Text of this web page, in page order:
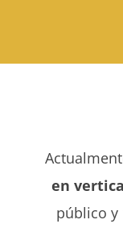
en
público y